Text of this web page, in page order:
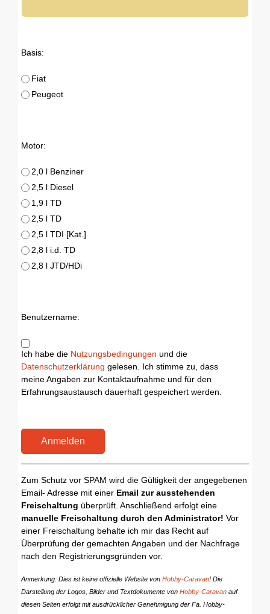
Basis:
Fiat
Peugeot
Motor:
2,0 l Benziner
2,5 l Diesel
1,9 l TD
2,5 l TD
2,5 l TDI [Kat.]
2,8 l i.d. TD
2,8 l JTD/HDi
Benutzername:
Ich habe die Nutzungsbedingungen und die
Datenschutzerklärung gelesen. Ich stimme zu, dass
meine Angaben zur Kontaktaufnahme und für den
Erfahrungsaustausch dauerhaft gespeichert werden.
Anmelden
Zum Schutz vor SPAM wird die Gültigkeit der angegebenen
Email- Adresse mit einer Email zur ausstehenden
Freischaltung überprüft. Anschließend erfolgt eine
manuelle Freischaltung durch den Administrator! Vor
einer Freischaltung behalte ich mir das Recht auf
Überprüfung der gemachten Angaben und der Nachfrage
nach den Registrierungsgründen vor.
Anmerkung: Dies ist keine offizielle Website von Hobby-Caravan! Die
Darstellung der Logos, Bilder und Textdokumente von Hobby-Caravan auf
diesen Seiten erfolgt mit ausdrücklicher Genehmigung der Fa. Hobby-